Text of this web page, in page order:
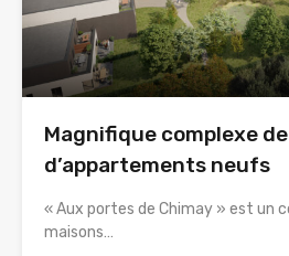
Magnifique complexe
d’appartements neufs
« Aux portes de Chimay » est un
maisons…